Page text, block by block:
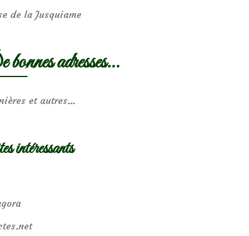
de la Jusquiame
adresses…
et autres…
intéressants